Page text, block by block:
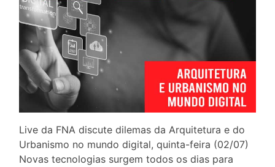
Live da FNA discute dilemas da Arquitetura e do
Urbanismo no mundo digital, quinta-feira (02/07)
Novas tecnologias surgem todos os dias para